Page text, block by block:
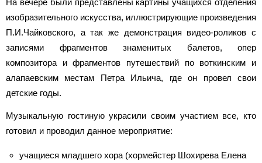
изобразительного искусства, иллюстрирующие произведения
П.И.Чайковского, а так же демонстрация видео-роликов с
записями фрагментов знаменитых балетов, опер
композитора и фрагментов путешествий по воткинским и
алапаевским местам Петра Ильича, где он провел свои
детские годы.
Музыкальную гостиную украсили своим участием все, кто
готовил и проводил данное мероприятие:
учащиеся младшего хора (хормейстер Шохирева Елена